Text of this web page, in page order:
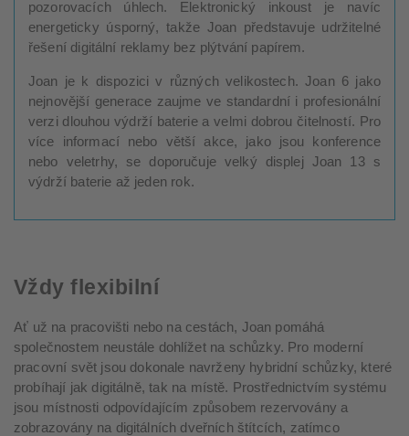
pozorovacích úhlech. Elektronický inkoust je navíc
energeticky úsporný, takže Joan představuje udržitelné
řešení digitální reklamy bez plýtvání papírem.
Joan je k dispozici v různých velikostech. Joan 6 jako
nejnovější generace zaujme ve standardní i profesionální
verzi dlouhou výdrží baterie a velmi dobrou čitelností. Pro
více informací nebo větší akce, jako jsou konference
nebo veletrhy, se doporučuje velký displej Joan 13 s
výdrží baterie až jeden rok.
Vždy flexibilní
Ať už na pracovišti nebo na cestách, Joan pomáhá
společnostem neustále dohlížet na schůzky. Pro moderní
pracovní svět jsou dokonale navrženy hybridní schůzky, které
probíhají jak digitálně, tak na místě. Prostřednictvím systému
jsou místnosti odpovídajícím způsobem rezervovány a
zobrazovány na digitálních dveřních štítcích, zatímco